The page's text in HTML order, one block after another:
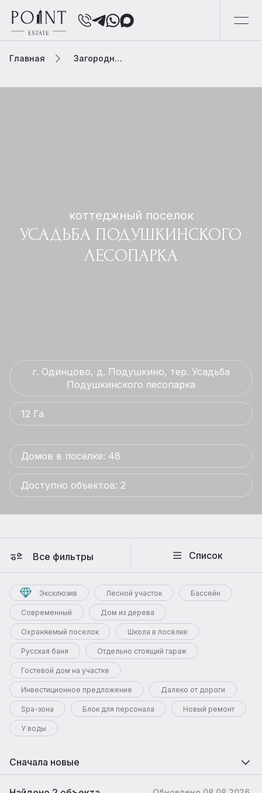
Главная Загородная элитная недвижимость
коттеджный поселок
УСАДЬБА ПОДУШКИНСКОГО
ЛЕСОПАРКА
г. Одинцово, д. Подушкино, тер. Усадьба
Подушкинского лесопарка
12 Га
Домов в поселке: 48
Доступно объектов: 2
Все фильтры
Эксклюзив Лесной участок Бассейн
Современный Дом из дерева
Охраняемый поселок Школа в посёлке
Русская баня Отдельно стоящий гараж
Гостевой дом на участке
Инвестиционное предложение Далеко от дороги
Spa-зона Блок для персонала Новый ремонт
У воды
Список
Сначала новые